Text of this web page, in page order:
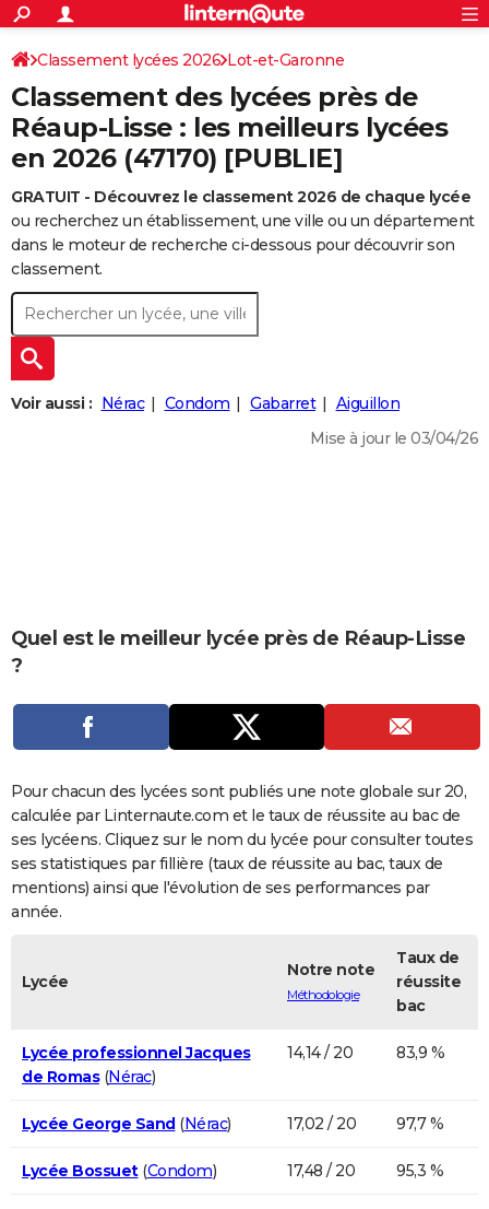
ACTUALITÉS
Politique
Société
Faits Divers
Education
Monde
Villes
+
SPORT
Coupe du monde 2026
Football
Tennis
Cyclisme
Rugby
Forum
CULTURE
Programme TV
TNT
Streaming
Cinéma
Sorties cinéma
Musique
+
FINANCE
Retraite
Impôts
Epargne
Immobilier
Risques naturels par ville
Banque
Assurance
Crédit
AUTO
Essais
Réserver un essai
Citadines
Berlines
SUV
Forum auto
+
HIGH-TECH
BRICOLAGE
Forum
Aménagement intérieur
Extérieur
Cuisine
Salle de bains
Jardinage
Rangement
+WEEK-END
Guides de France
Escapades
Patrimoine
Expositions
Musées
Week-end nature
+
LIFESTYLE
CARTE DE VOEUX
Dictionnaire
Biographies
Expressions
Proverbes
PROGRAMME TV
COPAINS D'AVANT
S'inscrire
Se connecter
Lycées
Collèges
Primaires
Universités
Entreprises
Service militaire
Avis de recherche
AVIS DE DÉCÈS
FORUM
Bricolage
Lifestyle
Culture
Sport
Auto
Television
Voyage
Cinema
S'inscrire
Connexion
Classement lycées 2026 Lot-et-Garonne
Classement des lycées près de
Réaup-Lisse : les meilleurs lycées
en 2026 (47170) [PUBLIE]
GRATUIT - Découvrez le classement 2026 de chaque lycée
ou recherchez un établissement, une ville ou un département
dans le moteur de recherche ci-dessous pour découvrir son
classement.
Voir aussi : Nérac Condom Gabarret
Aiguillon
Mise à jour le 03/04/26
Quel est le meilleur lycée près de Réaup-Lisse
?
Pour chacun des lycées sont publiés une note globale sur 20,
calculée par Linternaute.com et le taux de réussite au bac de
ses lycéens. Cliquez sur le nom du lycée pour consulter toutes
ses statistiques par fillière (taux de réussite au bac, taux de
mentions) ainsi que l'évolution de ses performances par
année.
Lycée
Notre note
Méthodologie
Taux de
réussite
bac
Lycée professionnel Jacques
de Romas(Nérac)
14,14 / 20 83,9 %
Lycée George Sand(Nérac) 17,02 / 20 97,7 %
Lycée Bossuet(Condom) 17,48 / 20 95,3 %